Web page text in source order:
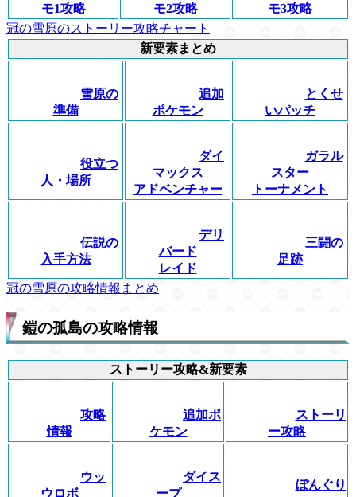
モ1攻略
モ2攻略
モ3攻略
冠の雪原のストーリー攻略チャート
新要素まとめ
雪原の
準備
追加
ポケモン
とくせ
いパッチ
役立つ
人・場所
ダイ
マックス
アドベンチャー
ガラル
スター
トーナメント
伝説の
入手方法
デリ
バード
レイド
三闘の
足跡
冠の雪原の攻略情報まとめ
鎧の孤島の攻略情報
ストーリー攻略&新要素
攻略
情報
追加ポ
ケモン
ストーリ
ー攻略
ウッ
ウロボ
ダイス
ープ
ぼんぐり